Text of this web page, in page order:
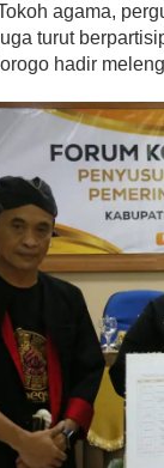
agama,
turut
hadir